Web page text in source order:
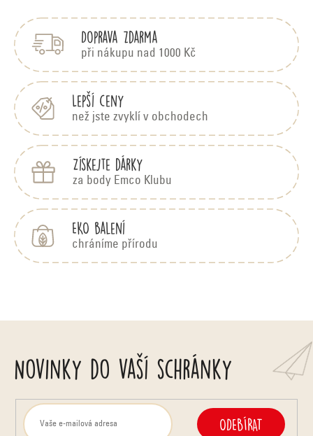
Doprava zdarma
při nákupu nad 1000 Kč
Lepší ceny
než jste zvyklí v obchodech
Získejte dárky
za body Emco Klubu
EKO balení
chráníme přírodu
Novinky do vaší schránky
ODEBÍRAT